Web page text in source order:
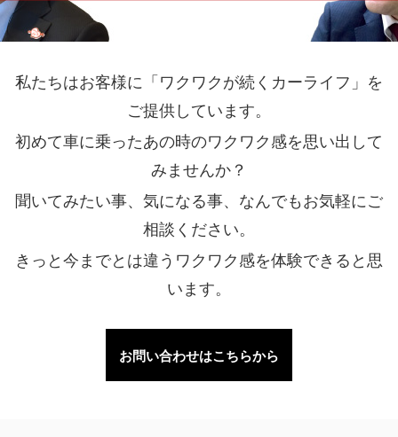
私たちはお客様に「ワクワクが続くカーライフ」を
ご提供しています。
初めて車に乗ったあの時のワクワク感を思い出して
みませんか？
聞いてみたい事、気になる事、なんでもお気軽にご
相談ください。
きっと今までとは違うワクワク感を体験できると思
います。
お問い合わせはこちらから